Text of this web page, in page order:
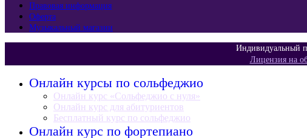
Правовая информация
Оферта
Музыкальный магазин
Индивидуальный
Лицензия на
Онлайн курсы по сольфеджио
Онлайн курс «Сольфеджио с нуля»
Онлайн курс для абитуриентов
Бесплатный курс по сольфеджио
Онлайн курс по фортепиано